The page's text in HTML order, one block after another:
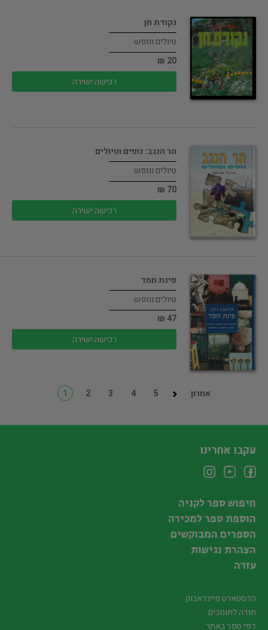
נקודת חן
טיולים ונופש
20 ₪
רכישה ישירה
הר הנגב: נופים וטיולים
טיולים ונופש
70 ₪
רכישה ישירה
פינת חמד
טיולים ונופש
47 ₪
רכישה ישירה
1 2 3 4 5 אחרון
עקבו אחרינו
חיפוש ספר לקניה
הוספת ספר למכירה
הספרים המבוקשים
הצהרת נגישות
עזרה
הדסטארט פיינדאבוק
תודה לתומכים
דפי ספר באתר